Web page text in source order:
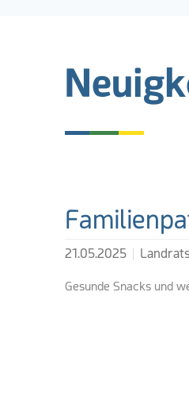
21.05.2025
Gesunde Snacks und